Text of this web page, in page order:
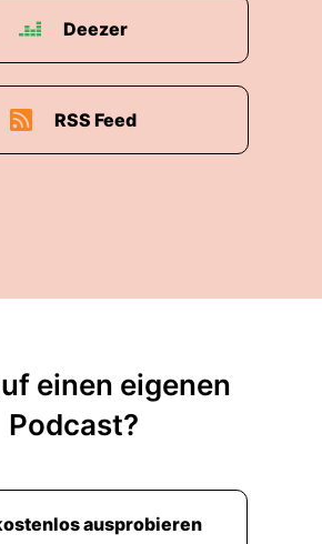
Deezer
RSS Feed
einen eigenen
Podcast?
ausprobieren